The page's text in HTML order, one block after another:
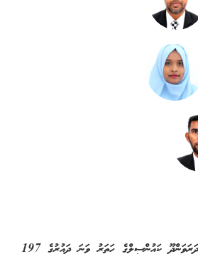
1.. މާޅޮސްމަޑުލު ދެކުނުބުރީ ދަރަވަންދޫ ކައުންސިލްގެ ހަތަރު ވަނަ ދައުރުގެ 197